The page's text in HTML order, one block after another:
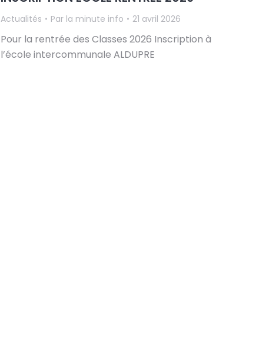
Actualités Par la minute info 21 avril 2026
Pour la rentrée des Classes 2026 Inscription à
l’école intercommunale ALDUPRE